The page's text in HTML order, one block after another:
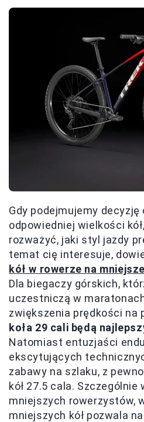
Gdy podejmujemy decyzję
odpowiedniej wielkości
rozważyć, jaki styl jazdy
temat cię interesuje,
kół w rowerze na
Dla biegaczy górskich,
uczestniczą w
zwiększenia prędkości na
koła 29 cali będą
Natomiast entuzjaści
ekscytujących
zabawy na szlaku, z
kół 27.5 cala. Szczególnie
mniejszych rowerzystów,
mniejszych kół pozwala